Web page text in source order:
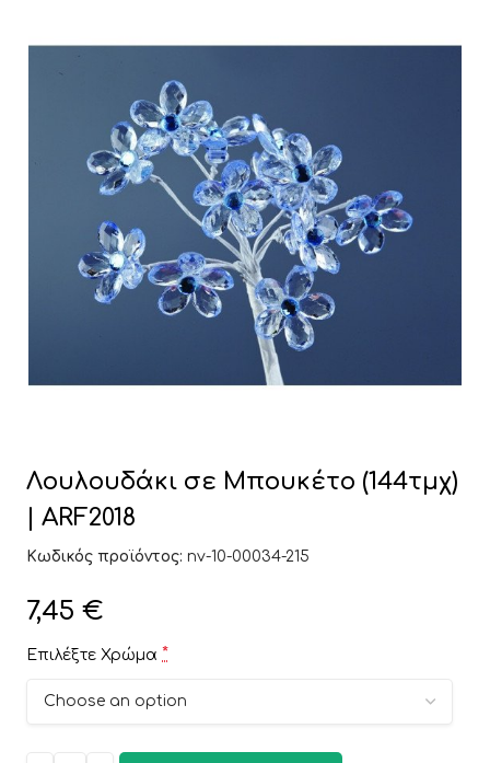
Λουλουδάκι σε Μπουκέτο (144τμχ)
| ARF2018
Κωδικός προϊόντος: nv-10-00034-215
7,45 €
Επιλέξτε Χρώμα *